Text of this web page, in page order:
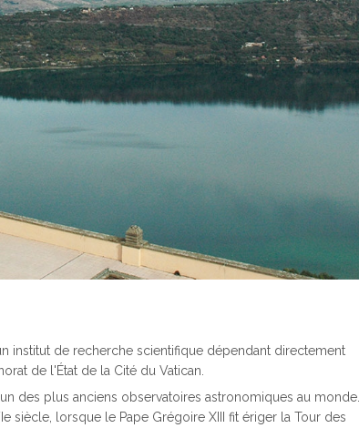
institut de recherche scientifique dépendant directement
de l'État de la Cité du Vatican.
des plus anciens observatoires astronomiques au monde.
siècle, lorsque le Pape Grégoire XIII fit ériger la Tour des